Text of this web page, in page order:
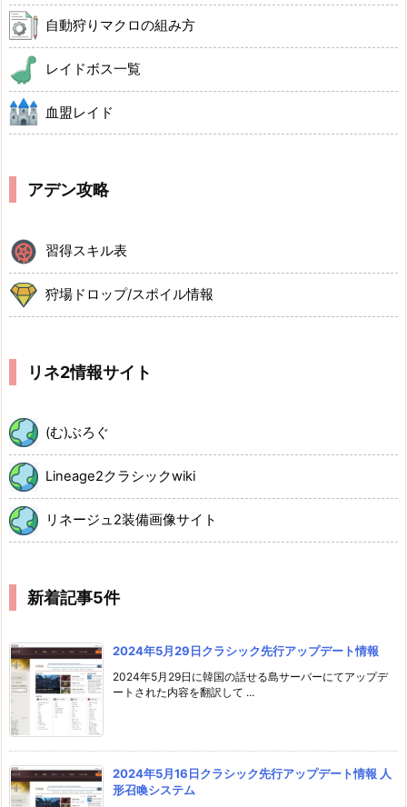
自動狩りマクロの組み方
レイドボス一覧
血盟レイド
アデン攻略
習得スキル表
狩場ドロップ/スポイル情報
リネ2情報サイト
(む)ぶろぐ
Lineage2クラシックwiki
リネージュ2装備画像サイト
新着記事5件
2024年5月29日クラシック先行アップデート情報
2024年5月29日に韓国の話せる島サーバーにてアップデ
ートされた内容を翻訳して ...
2024年5月16日クラシック先行アップデート情報 人
形召喚システム